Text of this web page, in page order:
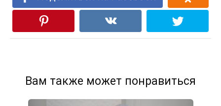
Вам также может понравиться